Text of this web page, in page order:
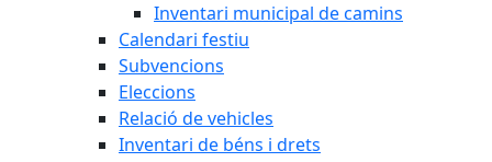
Inventari municipal de camins
Calendari festiu
Subvencions
Eleccions
Relació de vehicles
Inventari de béns i drets